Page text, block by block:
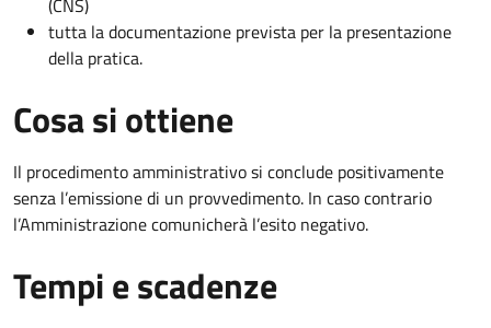
tutta la documentazione prevista per la presentazione
della pratica.
Cosa si ottiene
Il procedimento amministrativo si conclude positivamente
senza l’emissione di un provvedimento. In caso contrario
l’Amministrazione comunicherà l’esito negativo.
Tempi e scadenze